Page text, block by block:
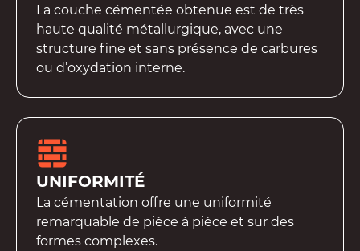
La couche cémentée obtenue est de très
haute qualité métallurgique, avec une
structure fine et sans présence de carbures
ou d’oxydation interne.
UNIFORMITÉ
La cémentation offre une uniformité
remarquable de pièce à pièce et sur des
formes complexes.